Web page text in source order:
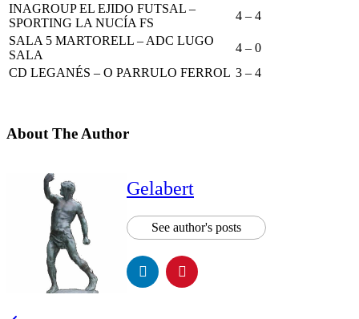
INAGROUP EL EJIDO FUTSAL –
SPORTING LA NUCÍA FS
4 – 4
SALA 5 MARTORELL – ADC LUGO
SALA
4 – 0
CD LEGANÉS – O PARRULO FERROL 3 – 4
About The Author
Gelabert
See author's posts